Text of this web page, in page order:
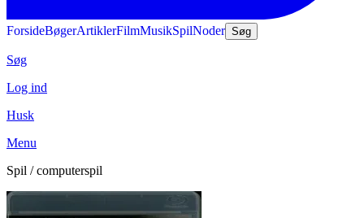
ForsideBøgerArtiklerFilmMusikSpilNoder Søg
Søg
Log ind
Husk
Menu
Spil / computerspil